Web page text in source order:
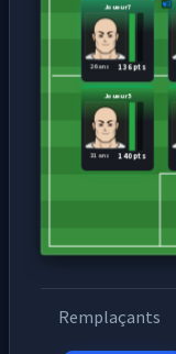
Joueur5
140 pts
31 ans
Joueur7
136 pts
26 ans
Remplaçants